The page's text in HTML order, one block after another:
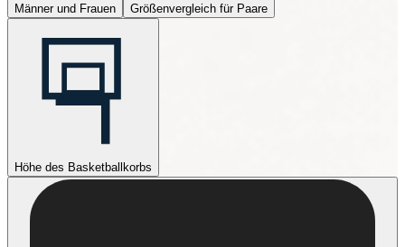
Männer und Frauen Größenvergleich für Paare
Höhe des Basketballkorbs